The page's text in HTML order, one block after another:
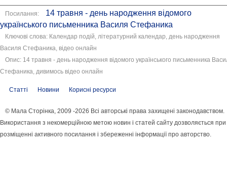
Посилання:
14 травня - день народження відомого
українського письменника Василя Стефаника
Ключові слова: Календар подій, літературний календар, день народження
Василя Стефаника, відео онлайн
Опис: 14 травня - день народження відомого українського письменника
Стефаника, дивимось відео онлайн
Статті Новини Корисні ресурси
© Мала Сторінка, 2009 -2026 Всі авторські права захищені законодавством.
Використання з некомерційною метою новин і статей сайту дозволяється при
розміщенні активного посилання і збереженні інформації про авторство.